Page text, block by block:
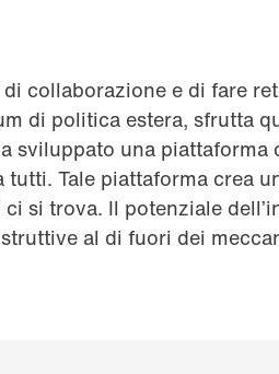
collaborazione e di fare
di politica estera, sfrutta
sviluppato una piattaforma
Tale piattaforma crea
si trova. Il potenziale
al di fuori dei